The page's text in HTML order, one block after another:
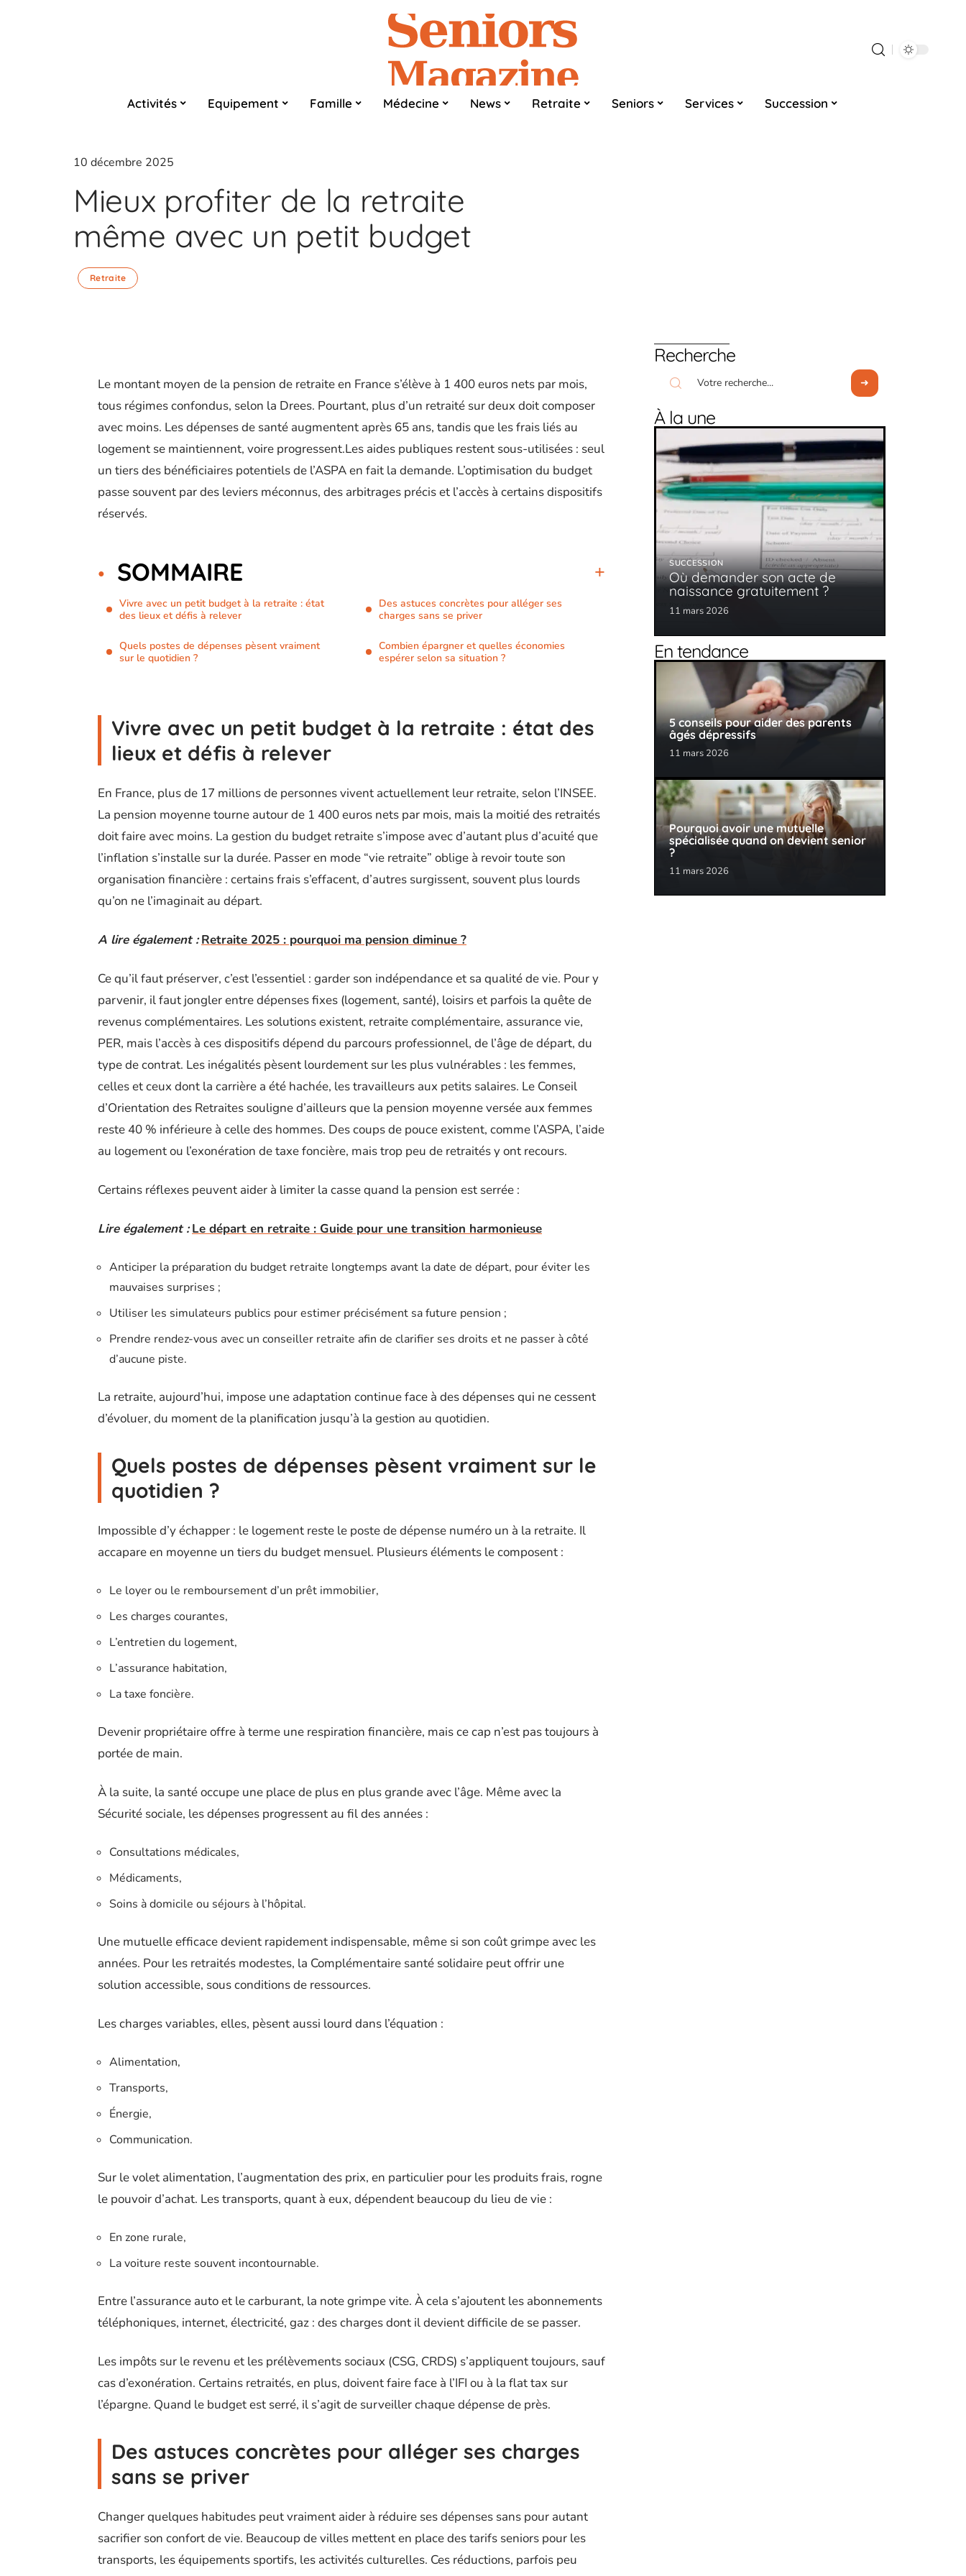
Activités Equipement Famille Médecine News Retraite Seniors Services Succession
10 décembre 2025
Mieux profiter de la retraite
même avec un petit budget
Retraite
Le montant moyen de la pension de retraite en France s’élève à 1 400 euros nets par mois,
tous régimes confondus, selon la Drees. Pourtant, plus d’un retraité sur deux doit composer
avec moins. Les dépenses de santé augmentent après 65 ans, tandis que les frais liés au
logement se maintiennent, voire progressent.Les aides publiques restent sous-utilisées : seul
un tiers des bénéficiaires potentiels de l’ASPA en fait la demande. L’optimisation du budget
passe souvent par des leviers méconnus, des arbitrages précis et l’accès à certains dispositifs
réservés.
SOMMAIRE
Vivre avec un petit budget à la retraite : état
des lieux et défis à relever
Quels postes de dépenses pèsent vraiment
sur le quotidien ?
Des astuces concrètes pour alléger ses
charges sans se priver
Combien épargner et quelles économies
espérer selon sa situation ?
Vivre avec un petit budget à la retraite : état des
lieux et défis à relever
En France, plus de 17 millions de personnes vivent actuellement leur retraite, selon l’INSEE.
La pension moyenne tourne autour de 1 400 euros nets par mois, mais la moitié des retraités
doit faire avec moins. La gestion du budget retraite s’impose avec d’autant plus d’acuité que
l’inflation s’installe sur la durée. Passer en mode “vie retraite” oblige à revoir toute son
organisation financière : certains frais s’effacent, d’autres surgissent, souvent plus lourds
qu’on ne l’imaginait au départ.
A lire également : Retraite 2025 : pourquoi ma pension diminue ?
Ce qu’il faut préserver, c’est l’essentiel : garder son indépendance et sa qualité de vie. Pour y
parvenir, il faut jongler entre dépenses fixes (logement, santé), loisirs et parfois la quête de
revenus complémentaires. Les solutions existent, retraite complémentaire, assurance vie,
PER, mais l’accès à ces dispositifs dépend du parcours professionnel, de l’âge de départ, du
type de contrat. Les inégalités pèsent lourdement sur les plus vulnérables : les femmes,
celles et ceux dont la carrière a été hachée, les travailleurs aux petits salaires. Le Conseil
d’Orientation des Retraites souligne d’ailleurs que la pension moyenne versée aux femmes
reste 40 % inférieure à celle des hommes. Des coups de pouce existent, comme l’ASPA, l’aide
au logement ou l’exonération de taxe foncière, mais trop peu de retraités y ont recours.
Certains réflexes peuvent aider à limiter la casse quand la pension est serrée :
Lire également : Le départ en retraite : Guide pour une transition harmonieuse
Anticiper la préparation du budget retraite longtemps avant la date de départ, pour éviter les
mauvaises surprises ;
Utiliser les simulateurs publics pour estimer précisément sa future pension ;
Prendre rendez-vous avec un conseiller retraite afin de clarifier ses droits et ne passer à côté
d’aucune piste.
La retraite, aujourd’hui, impose une adaptation continue face à des dépenses qui ne cessent
d’évoluer, du moment de la planification jusqu’à la gestion au quotidien.
Quels postes de dépenses pèsent vraiment sur le
quotidien ?
Impossible d’y échapper : le logement reste le poste de dépense numéro un à la retraite. Il
accapare en moyenne un tiers du budget mensuel. Plusieurs éléments le composent :
Le loyer ou le remboursement d’un prêt immobilier,
Les charges courantes,
L’entretien du logement,
L’assurance habitation,
La taxe foncière.
Devenir propriétaire offre à terme une respiration financière, mais ce cap n’est pas toujours à
portée de main.
À la suite, la santé occupe une place de plus en plus grande avec l’âge. Même avec la
Sécurité sociale, les dépenses progressent au fil des années :
Consultations médicales,
Médicaments,
Soins à domicile ou séjours à l’hôpital.
Une mutuelle efficace devient rapidement indispensable, même si son coût grimpe avec les
années. Pour les retraités modestes, la Complémentaire santé solidaire peut offrir une
solution accessible, sous conditions de ressources.
Les charges variables, elles, pèsent aussi lourd dans l’équation :
Alimentation,
Transports,
Énergie,
Communication.
Sur le volet alimentation, l’augmentation des prix, en particulier pour les produits frais, rogne
le pouvoir d’achat. Les transports, quant à eux, dépendent beaucoup du lieu de vie :
En zone rurale,
La voiture reste souvent incontournable.
Entre l’assurance auto et le carburant, la note grimpe vite. À cela s’ajoutent les abonnements
téléphoniques, internet, électricité, gaz : des charges dont il devient difficile de se passer.
Les impôts sur le revenu et les prélèvements sociaux (CSG, CRDS) s’appliquent toujours, sauf
cas d’exonération. Certains retraités, en plus, doivent faire face à l’IFI ou à la flat tax sur
l’épargne. Quand le budget est serré, il s’agit de surveiller chaque dépense de près.
Des astuces concrètes pour alléger ses charges
sans se priver
Changer quelques habitudes peut vraiment aider à réduire ses dépenses sans pour autant
sacrifier son confort de vie. Beaucoup de villes mettent en place des tarifs seniors pour les
transports, les équipements sportifs, les activités culturelles. Ces réductions, parfois peu
Recherche
À la une
SUCCESSION
Où demander son acte de
naissance gratuitement ?
11 mars 2026
En tendance
5 conseils pour aider des parents
âgés dépressifs
11 mars 2026
Pourquoi avoir une mutuelle
spécialisée quand on devient senior
?
11 mars 2026